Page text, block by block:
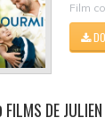
Film
FILMS DE